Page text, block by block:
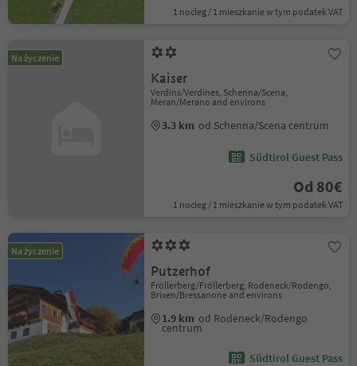
1 nocleg / 1 mieszkanie w tym podatek VAT
Na życzenie
Kaiser
Verdins/Verdines, Schenna/Scena,
Meran/Merano and environs
3.3 km od Schenna/Scena centrum
Südtirol Guest Pass
Od 80€
1 nocleg / 1 mieszkanie w tym podatek VAT
Na życzenie
Putzerhof
Fröllerberg/Fröllerberg, Rodeneck/Rodengo,
Brixen/Bressanone and environs
1.9 km od Rodeneck/Rodengo
centrum
Südtirol Guest Pass